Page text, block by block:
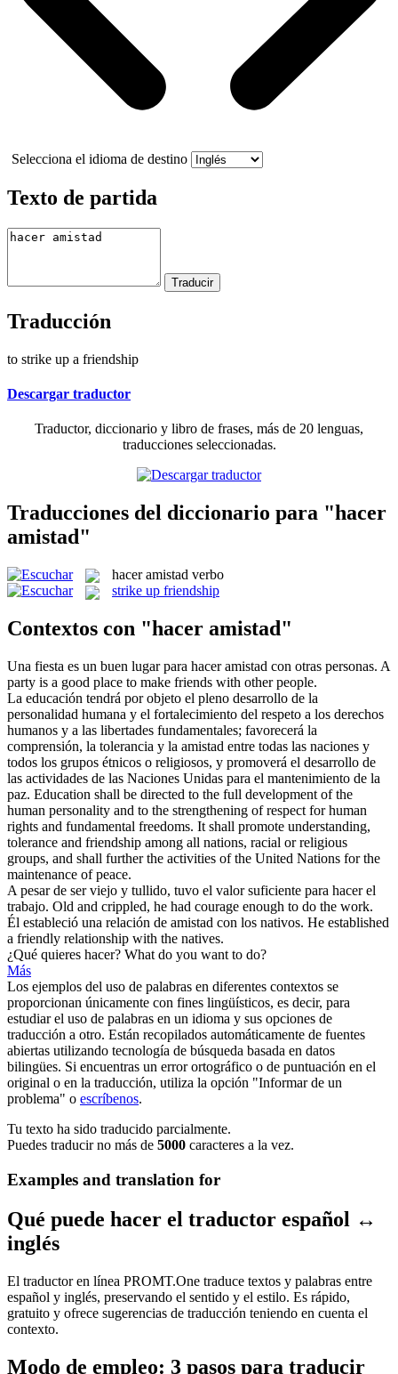
Selecciona el idioma de destino
Texto de partida
Traducción
to strike up a friendship
Descargar traductor
Traductor, diccionario y libro de frases, más de 20 lenguas,
traducciones seleccionadas.
Traducciones del diccionario para "hacer
amistad"
hacer amistad verbo
strike up friendship
Contextos con "hacer amistad"
Una fiesta es un buen lugar para hacer amistad con otras personas. A
party is a good place to make friends with other people.
La educación tendrá por objeto el pleno desarrollo de la
personalidad humana y el fortalecimiento del respeto a los derechos
humanos y a las libertades fundamentales; favorecerá la
comprensión, la tolerancia y la amistad entre todas las naciones y
todos los grupos étnicos o religiosos, y promoverá el desarrollo de
las actividades de las Naciones Unidas para el mantenimiento de la
paz. Education shall be directed to the full development of the
human personality and to the strengthening of respect for human
rights and fundamental freedoms. It shall promote understanding,
tolerance and friendship among all nations, racial or religious
groups, and shall further the activities of the United Nations for the
maintenance of peace.
A pesar de ser viejo y tullido, tuvo el valor suficiente para hacerel
trabajo. Old and crippled, he had courage enough to do the work.
Él estableció una relación de amistad con los nativos. He established
a friendly relationship with the natives.
¿Qué quieres hacer? What do you want to do?
Más
Los ejemplos del uso de palabras en diferentes contextos se
proporcionan únicamente con fines lingüísticos, es decir, para
estudiar el uso de palabras en un idioma y sus opciones de
traducción a otro. Están recopilados automáticamente de fuentes
abiertas utilizando tecnología de búsqueda basada en datos
bilingües. Si encuentras un error ortográfico o de puntuación en el
original o en la traducción, utiliza la opción "Informar de un
problema" o escríbenos.
Tu texto ha sido traducido parcialmente.
Puedes traducir no más de 5000 caracteres a la vez.
Examples and translation for
Qué puede hacer el traductor español ↔
inglés
El traductor en línea PROMT.One traduce textos y palabras entre
español y inglés, preservando el sentido y el estilo. Es rápido,
gratuito y ofrece sugerencias de traducción teniendo en cuenta el
contexto.
Modo de empleo: 3 pasos para traducir